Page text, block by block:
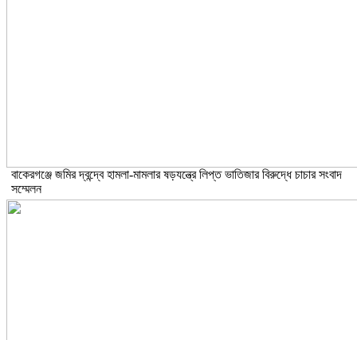
বাকেরগঞ্জে জমির দ্বন্দ্বে হামলা-মামলার ষড়যন্ত্রে লিপ্ত ভাতিজার বিরুদ্ধে চাচার সংবাদ
সম্মেলন